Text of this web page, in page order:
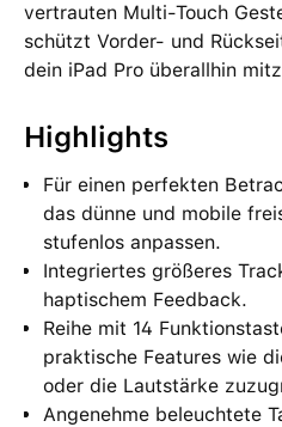
vertrauten Multi-Touch
schützt Vorder‑ und
dein iPad Pro überallhin
Highlights
Für einen perfekten
das dünne und mobile
stufenlos anpassen.
Integriertes größeres
haptischem Feedback.
Reihe mit 14
praktische Features wie
oder die Lautstärke
Angenehme beleuchtete